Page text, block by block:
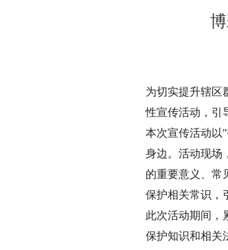
为切实提升辖区
性宣传活动，引
本次宣传活动以
身边。活动现场
的重要意义、常
保护相关常识，
此次活动期间，
保护知识和相关